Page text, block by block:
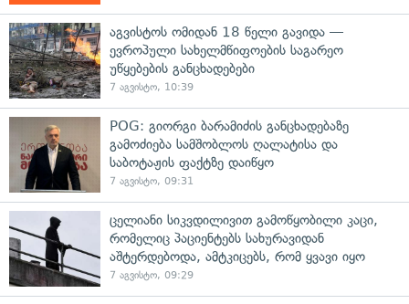
აგვისტოს ომიდან 18 წელი გავიდა —
ევროპული სახელმწიფოების საგარეო
უწყებების განცხადებები
7 აგვისტო, 10:39
POG: გიორგი ბარამიძის განცხადებაზე
გამოძიება სამშობლოს ღალატისა და
საბოტაჟის ფაქტზე დაიწყო
7 აგვისტო, 09:31
ცელიანი სიკვდილივით გამოწყობილი კაცი,
რომელიც პაციენტებს სახურავიდან
აშტერდებოდა, ამტკიცებს, რომ ყვავი იყო
7 აგვისტო, 09:29